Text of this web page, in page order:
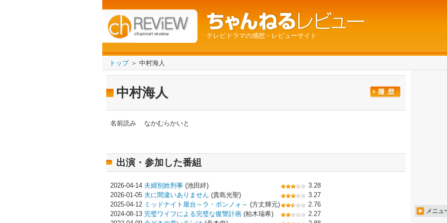
channel review テレビドラマの感想・レビューサイト
トップ＞ 中村海人
中村海人
名前読み なかむらかいと
出演・参加した番組
2026-04-14 夫婦別姓刑事 (池田絆)
3.28
2026-01-05 夫に間違いありません (貴島光聖)
3.27
2025-04-12 ミッドナイト屋台～ラ・ボンノォ～ (方丈輝元)
2.76
2024-08-13 完璧ワイフによる完璧な復讐計画 (柏木瑞希)
2.27
メニュ